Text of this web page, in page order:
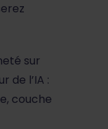
sur
de l’IA :
couche